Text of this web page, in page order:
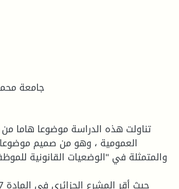
جامعة
تناولت هذه الدراسة موضوعا هاما
العمومية ، وهو من صميم
والمتمثلة في "الوضعيات القانونية